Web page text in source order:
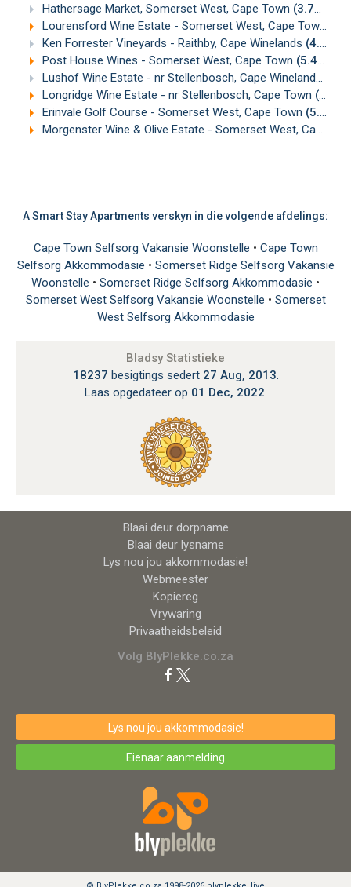
Hathersage Market, Somerset West, Cape Town (3.76km)
Lourensford Wine Estate - Somerset West, Cape Town
Ken Forrester Vineyards - Raithby, Cape Winelands (4.60km)
Post House Wines - Somerset West, Cape Town (5.40km)
Lushof Wine Estate - nr Stellenbosch, Cape Winelands
Longridge Wine Estate - nr Stellenbosch, Cape Town (5.71km)
Erinvale Golf Course - Somerset West, Cape Town (5.74km)
Morgenster Wine & Olive Estate - Somerset West, Cape Town
A Smart Stay Apartments verskyn in die volgende afdelings:
Cape Town Selfsorg Vakansie Woonstelle • Cape Town
Selfsorg Akkommodasie • Somerset Ridge Selfsorg Vakansie
Woonstelle • Somerset Ridge Selfsorg Akkommodasie •
Somerset West Selfsorg Vakansie Woonstelle • Somerset
West Selfsorg Akkommodasie
Bladsy Statistieke
18237 besigtings sedert 27 Aug, 2013.
Laas opgedateer op 01 Dec, 2022.
Blaai deur dorpname
Blaai deur lysname
Lys nou jou akkommodasie!
Webmeester
Kopiereg
Vrywaring
Privaatheidsbeleid
Volg BlyPlekke.co.za
Lys nou jou akkommodasie!
Eienaar aanmelding